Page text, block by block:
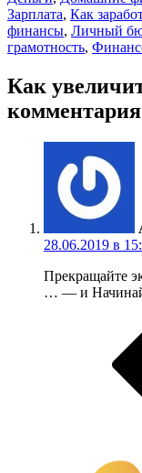
Зарплата, Как
финансы, Личный
грамотность,
Как
комментария
28.06.2019 в
Прекращайте
… — и